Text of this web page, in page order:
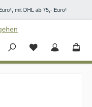
mit DHL ab 75,- Euro¹